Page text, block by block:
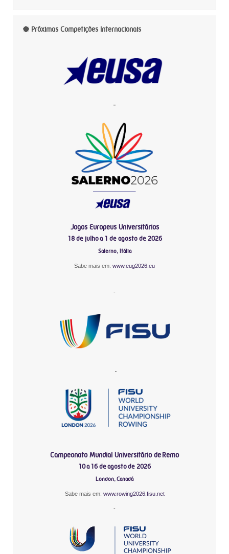
Próximas Competições Internacionais
-
Jogos Europeus Universitários
18 de julho a 1 de agosto de 2026
Salerno, Itália
Sabe mais em: www.eug2026.eu
-
-
Campeonato Mundial Universitário de Remo
10 a 16 de agosto de 2026
London, Canadá
Sabe mais em: www.rowing2026.fisu.net
-